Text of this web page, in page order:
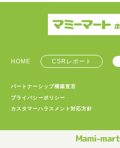
HOME CSRレポート
パートナーシップ構築宣言
プライバシーポリシー
カスタマーハラスメント対応方針